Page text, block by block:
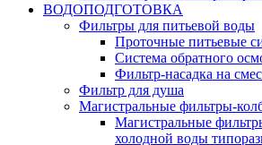
ВОДОПОДГОТОВКА
Фильтры для питьевой воды
Проточные питьевые
Система обратного
Фильтр-насадка на
Фильтр для душа
Магистральные фильтры-
Магистральные
холодной воды